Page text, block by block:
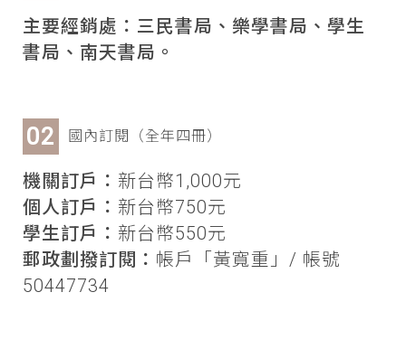
主要經銷處：三民書局、樂學書局、學生
書局、南天書局。
國內訂閱（全年四冊）
機關訂戶： 新台幣1,000元
個人訂戶： 新台幣750元
學生訂戶： 新台幣550元
郵政劃撥訂閱： 帳戶「黃寬重」/ 帳號
50447734